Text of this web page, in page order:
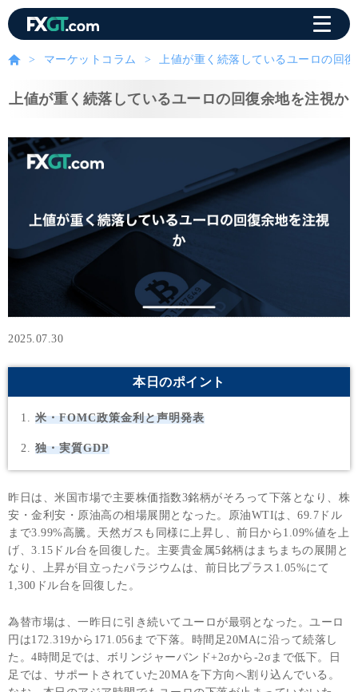
マーケットコラム 上値が重く続落しているユーロの回
上値が重く続落しているユーロの回復余地を注視か
2025.07.30
本日のポイント
米・FOMC政策金利と声明発表
独・実質GDP
昨日は、米国市場で主要株価指数3銘柄がそろって下落となり、株
安・金利安・原油高の相場展開となった。原油WTIは、69.7ドル
まで3.99%高騰。天然ガスも同様に上昇し、前日から1.09%値を上
げ、3.15ドル台を回復した。主要貴金属5銘柄はまちまちの展開と
なり、上昇が目立ったパラジウムは、前日比プラス1.05%にて
1,300ドル台を回復した。
為替市場は、一昨日に引き続いてユーロが最弱となった。ユーロ
円は172.319から171.056まで下落。時間足20MAに沿って続落し
た。4時間足では、ボリンジャーバンド+2σから-2σまで低下。日
足では、サポートされていた20MAを下方向へ割り込んでいる。